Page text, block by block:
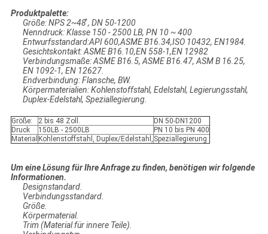
Produktpalette:
Größe: NPS 2~48 ̊, DN 50-1200
Nenndruck: Klasse 150 - 2500 LB, PN 10 ~ 400
Entwurfsstandard:API 600,ASME B16.34,ISO 10432, EN1984.
Gesichtskontakt: ASME B16.10,EN 558-1,EN 12982
Verbindungsmaße: ASME B16.5, ASME B16.47, ASM B 16.25,
EN 1092-1, EN 12627.
Endverbindung: Flansche, BW.
Körpermaterialien: Kohlenstoffstahl, Edelstahl, Legierungsstahl,
Duplex-Edelstahl, Speziallegierung.
Größe: 2 bis 48 Zoll.
DN 50-DN1200
Druck
150LB - 2500LB
PN 10 bis PN 400
Material Kohlenstoffstahl, Duplex/Edelstahl, Speziallegierung
Um eine Lösung für Ihre Anfrage zu finden, benötigen wir folgende
Informationen.
Designstandard.
Verbindungsstandard.
Größe.
Körpermaterial.
Trim (Material für innere Teile).